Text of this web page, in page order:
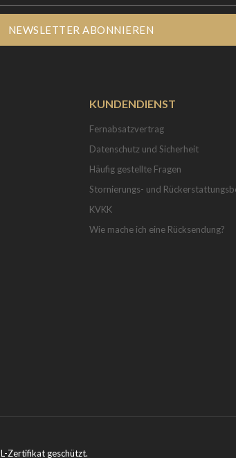
NEWSLETTER ABONNIEREN
KUNDENDIENST
Fernabsatzvertrag
Datenschutz und Sicherheit
Häufig gestellte Fragen
Stornierungs- und
KVKK
Wie mache ich eine Rücksendung?
Zertifikat geschützt.